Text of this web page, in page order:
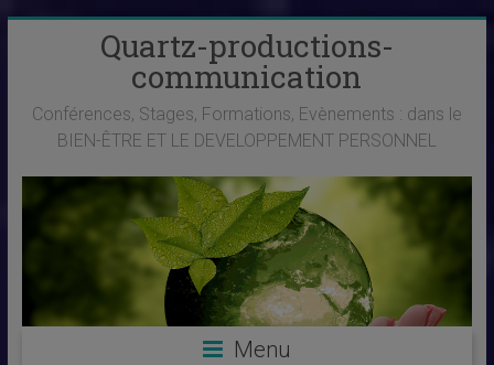
Quartz-productions-
communication
Conférences, Stages, Formations, Evènements : dans le
BIEN-ÊTRE ET LE DEVELOPPEMENT PERSONNEL
Menu